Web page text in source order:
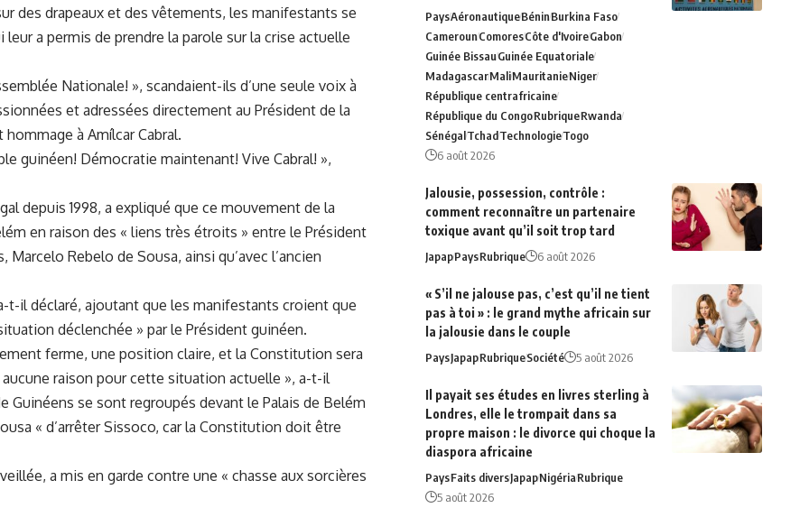
⁢des drapeaux⁢ et ​des ⁤vêtements, les manifestants se
a ⁤permis de prendre la parole sur la crise actuelle
Nationale! », scandaient-ils d’une seule voix à‌
​et ‍adressées directement au ​Président de la
à Amílcar Cabral.
guinéen! Démocratie maintenant! Vive‍ Cabral! »,
⁣depuis 1998, a expliqué que ce mouvement de la
en raison des « liens très étroits »‍ entre le Président
Rebelo de⁢ Sousa, ainsi qu’avec l’ancien
il déclaré, ajoutant que les manifestants croient‌ que
déclenchée » par⁤ le Président ‍guinéen.
ferme, une position claire, et ⁤la ⁢Constitution sera
raison pour⁣ cette situation actuelle », a-t-il
Guinéens se⁤ sont regroupés devant le Palais de Belém‍
« d’arrêter ‍Sissoco,⁢ car la Constitution doit être
a mis ⁢en ‌garde contre une « chasse aux ⁤sorcières
PaysAéronautiqueBéninBurkina Faso
CamerounComoresCôte d'IvoireGabon
Guinée BissauGuinée Equatoriale
MadagascarMaliMauritanieNiger
République centrafricaine
République du CongoRubriqueRwanda
SénégalTchadTechnologieTogo
6 août 2026
Jalousie, possession, contrôle :
comment reconnaître un partenaire
toxique avant qu’il soit trop tard
JapapPaysRubrique 6 août 2026
« S’il ne jalouse pas, c’est qu’il ne tient
pas à toi » : le grand mythe africain sur
la jalousie dans le couple
PaysJapapRubriqueSociété 5 août 2026
Il payait ses études en livres sterling à
Londres, elle le trompait dans sa
propre maison : le divorce qui choque la
diaspora africaine
PaysFaits diversJapapNigériaRubrique
5 août 2026